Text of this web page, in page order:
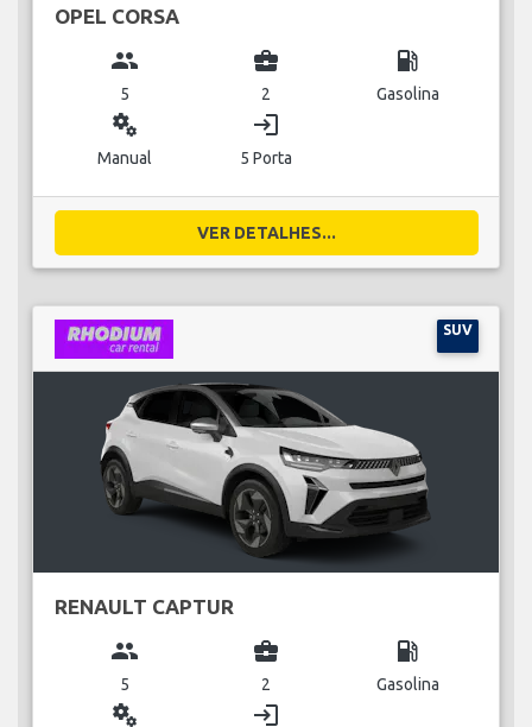
OPEL CORSA
group
5
business_center
2
local_gas_station
Gasolina
miscellaneous_services
Manual
login
5 Porta
VER DETALHES...
SUV
RENAULT CAPTUR
group
5
business_center
2
local_gas_station
Gasolina
miscellaneous_services login